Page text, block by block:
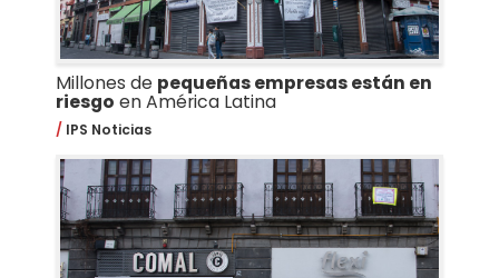
Millones de pequeñas empresas están en
riesgo en América Latina
IPS Noticias